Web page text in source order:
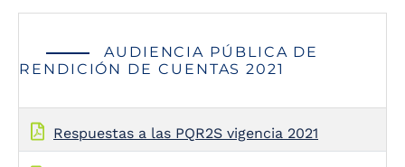
AUDIENCIA PÚBLICA DE
RENDICIÓN DE CUENTAS 2021
Respuestas a las PQR2S vigencia 2021